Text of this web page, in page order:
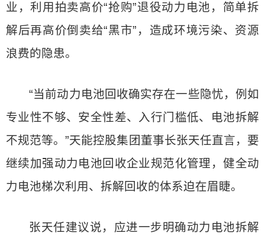
业，利用拍卖高价“抢购”退役动力电池，简单拆
解后再高价倒卖给“黑市”，造成环境污染、资源
浪费的隐患。
“当前动力电池回收确实存在一些隐忧，例如
专业性不够、安全性差、入行门槛低、电池拆解
不规范等。”天能控股集团董事长张天任直言，要
继续加强动力电池回收企业规范化管理，健全动
力电池梯次利用、拆解回收的体系迫在眉睫。
张天任建议说，应进一步明确动力电池拆解